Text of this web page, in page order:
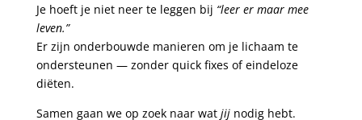
Je hoeft je niet neer te leggen bij “leer er maar mee
leven.”
Er zijn onderbouwde manieren om je lichaam te
ondersteunen — zonder quick fixes of eindeloze
diëten.
Samen gaan we op zoek naar wat jijnodig hebt.